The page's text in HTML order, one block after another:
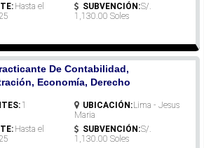
Hasta el
SUBVENCIÓN:S/.
1,130.00 Soles
De Contabilidad,
Economía, Derecho
1 UBICACIÓN:Lima - Jesus
Maria
Hasta el
SUBVENCIÓN:S/.
1,130.00 Soles